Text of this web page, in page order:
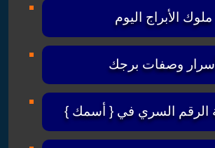
ملوك الأبراج اليوم
أسرار وصفات برجك